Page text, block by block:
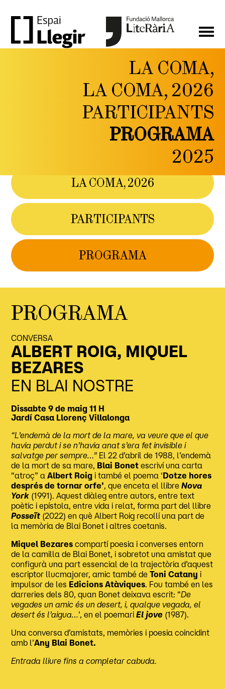
LA COMA,
LA COMA, 2026
PARTICIPANTS
PROGRAMA
2025
FESTIVAL DE LITERATURA
I PENSAMENT CONTEMPORANI
LA COMA, 2026
PARTICIPANTS
PROGRAMA
PROGRAMA
CONVERSA
ALBERT ROIG, MIQUEL
BEZARES
EN BLAI NOSTRE
Dissabte 9 de maig 11 H
Jardí Casa Llorenç Villalonga
“L’endemà de la mort de la mare, va veure que el que
havia perdut i se n’havia anat s’era fet invisible i
salvatge per sempre…” El 22 d’abril de 1988, l’endemà
de la mort de sa mare, Blai Bonetescriví una carta
“atroç” a Albert Roig i també el poema ‘Dotze hores
després de tornar orfe’ , que enceta el llibreNova
York (1991). Aquest diàleg entre autors, entre text
poètic i epístola, entre vida i relat, forma part del llibre
Posseït (2022) en què Albert Roig recollí una part de
la memòria de Blai Bonet i altres coetanis.
Miquel Bezares compartí poesia i converses entorn
de la camilla de Blai Bonet, i sobretot una amistat que
configurà una part essencial de la trajectòria d’aquest
escriptor llucmajorer, amic també deToni Catany i
impulsor de les Edicions Atàviques . Fou també en les
darreries dels 80, quan Bonet deixava escrit: “De
vegades un amic és un desert, i, qualque vegada, el
desert és l’aigua…’, en el poemariEl jove (1987).
Una conversa d’amistats, memòries i poesia coincidint
amb l’Any Blai Bonet.
Entrada lliure fins a completar cabuda.